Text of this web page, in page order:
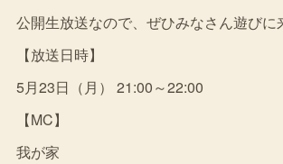
公開生放送なので、ぜひみなさん遊びに
【放送日時】
5月23日（月） 21:00～22:00
【MC】
我が家